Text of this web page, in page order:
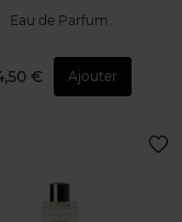
Eau de Parfum
€ Ajouter